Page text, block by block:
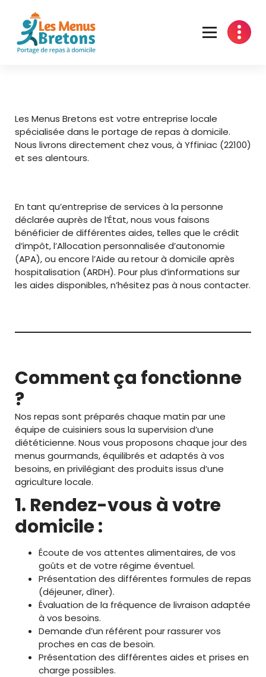
contenu
Les Menus Bretons est votre entreprise locale
spécialisée dans le portage de repas à domicile.
Nous livrons directement chez vous, à Yffiniac (22100)
et ses alentours.
En tant qu’entreprise de services à la personne
déclarée auprès de l’État, nous vous faisons
bénéficier de différentes aides, telles que le crédit
d’impôt, l’Allocation personnalisée d’autonomie
(APA), ou encore l’Aide au retour à domicile après
hospitalisation (ARDH). Pour plus d’informations sur
les aides disponibles, n’hésitez pas à nous contacter.
Comment ça fonctionne
?
Nos repas sont préparés chaque matin par une
équipe de cuisiniers sous la supervision d’une
diététicienne. Nous vous proposons chaque jour des
menus gourmands, équilibrés et adaptés à vos
besoins, en privilégiant des produits issus d’une
agriculture locale.
1. Rendez-vous à votre
domicile :
Écoute de vos attentes alimentaires, de vos
goûts et de votre régime éventuel.
Présentation des différentes formules de repas
(déjeuner, dîner).
Évaluation de la fréquence de livraison adaptée
à vos besoins.
Demande d’un référent pour rassurer vos
proches en cas de besoin.
Présentation des différentes aides et prises en
charge possibles.